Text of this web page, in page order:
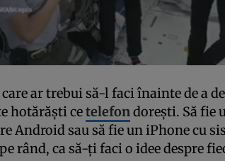
ar trebui să-l faci înainte de a
hotărăști cetelefondorești. Să fie
Android sau să fie un iPhone cu
rând, ca să-ți faci o idee despre